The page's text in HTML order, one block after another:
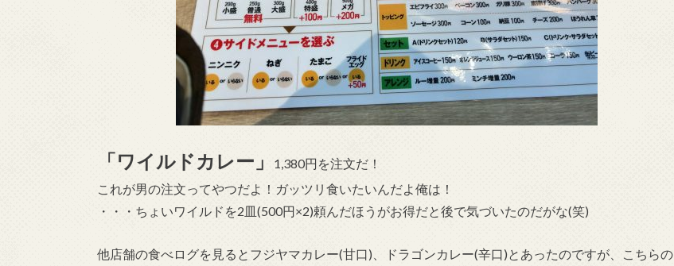
「ワイルドカレー」
1,380円を注文だ！
これが男の注文ってやつだよ！ガッツリ食いたいんだよ俺は！
・・・ちょいワイルドを2皿(500円×2)頼んだほうがお得だと後で気づいたのだがな(笑)
他店舗の食べログを見るとフジヤマカレー(甘口)、ドラゴンカレー(辛口)とあったのですが、こちらの